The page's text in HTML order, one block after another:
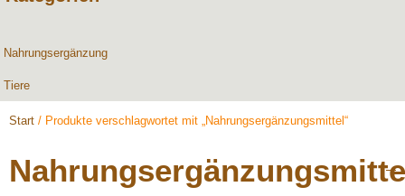
Nahrungsergänzung
Tiere
Start / Produkte verschlagwortet mit „Nahrungsergänzungsmittel“